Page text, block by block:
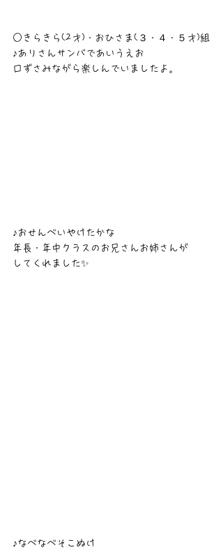
○きらきら(2才)・おひさま(３・４・５才)組
♪ありさんサンバであいうえお
口ずさみながら楽しんでいましたよ。
♪おせんべいやけたかな
年長・年中クラスのお兄さんお姉さんが
してくれました✨
♪なべなべそこぬけ